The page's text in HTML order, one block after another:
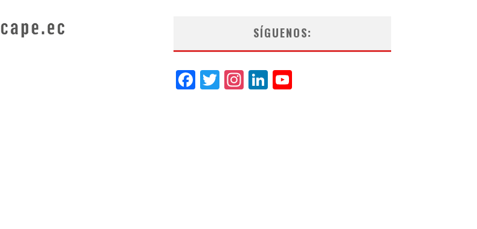
SÍGUENOS:
Facebook
Twitter
Instagram
LinkedIn